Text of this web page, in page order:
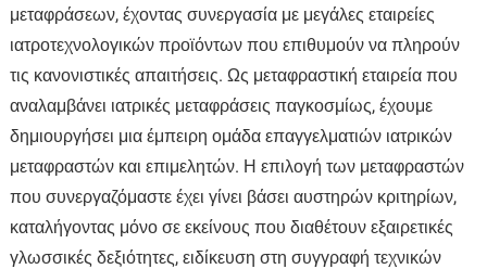
μεταφράσεων, έχοντας συνεργασία με μεγάλες εταιρείες
ιατροτεχνολογικών προϊόντων που επιθυμούν να πληρούν
τις κανονιστικές απαιτήσεις. Ως μεταφραστική εταιρεία που
αναλαμβάνει ιατρικές μεταφράσεις παγκοσμίως, έχουμε
δημιουργήσει μια έμπειρη ομάδα επαγγελματιών ιατρικών
μεταφραστών και επιμελητών. Η επιλογή των μεταφραστών
που συνεργαζόμαστε έχει γίνει βάσει αυστηρών κριτηρίων,
καταλήγοντας μόνο σε εκείνους που διαθέτουν εξαιρετικές
γλωσσικές δεξιότητες, ειδίκευση στη συγγραφή τεχνικών